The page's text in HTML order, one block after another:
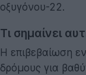
οξυγόνου-22.
Τι σημαίνει
Η επιβεβαίωση
δρόμους για